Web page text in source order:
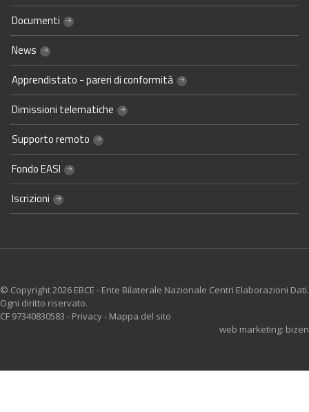
Documenti
News
Apprendistato - pareri di conformità
Dimissioni telematiche
Supporto remoto
Fondo EASI
Iscrizioni
© Copyright 2026 EBCE - Ente Bilaterale Nazionale Centri Elaborazioni Dati.
Ogni diritto riservato.
CF 97340830583 - Privacy- Mappa del sito
web marketing: bizen